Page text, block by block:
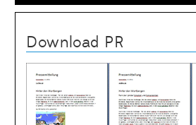
Download PR